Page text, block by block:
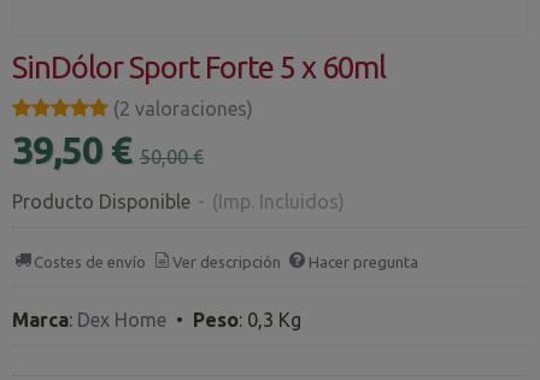
SinDólor Sport Forte 5 x 60ml
★★★★★
★★★★★ (2 valoraciones)
39,50 € 50,00 €
Producto Disponible - (Imp. Incluidos)
Costes de envío Ver descripción Hacer pregunta
Marca: Dex Home • Peso: 0,3 Kg